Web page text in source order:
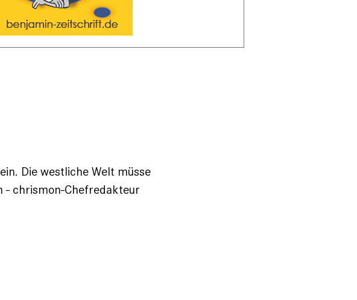
Die westliche Welt müsse
- chrismon-Chefredakteur